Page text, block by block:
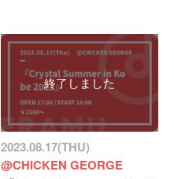
終了しました
2023.08.17(THU)
@CHICKEN GEORGE